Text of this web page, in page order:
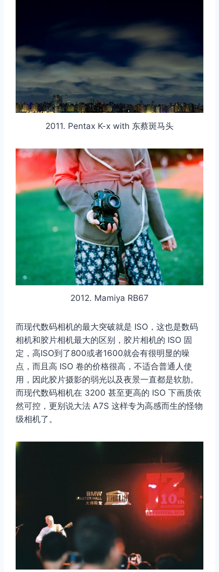
2011. Pentax K-x with 东蔡斑马头
2012. Mamiya RB67
而现代数码相机的最大突破就是 ISO，这也是数码
相机和胶片相机最大的区别，胶片相机的 ISO 固
定，高ISO到了800或者1600就会有很明显的噪
点，而且高 ISO 卷的价格很高，不适合普通人使
用，因此胶片摄影的弱光以及夜景一直都是软肋。
而现代数码相机在 3200 甚至更高的 ISO 下画质依
然可控，更别说大法 A7S 这样专为高感而生的怪物
级相机了。